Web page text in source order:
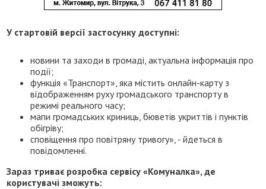
У стартовій версії застосунку доступні:
новини та заходи в громаді, актуальна інформація про
події;
функція «Транспорт», яка містить онлайн-карту з
відображенням руху громадського транспорту в
режимі реального часу;
мапи громадських криниць, бюветів укриттів і пунктів
обігріву;
сповіщення про повітряну тривогу», - йдеться в
повідомленні.
Зараз триває розробка сервісу «Комуналка», де
користувачі зможуть: